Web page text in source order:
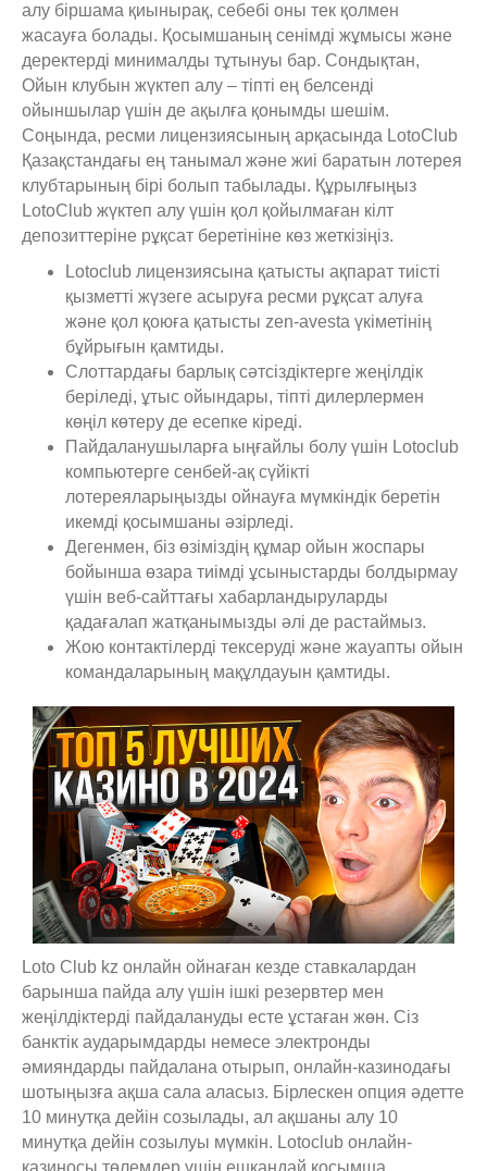
алу біршама қиынырақ, себебі оны тек қолмен
жасауға болады. Қосымшаның сенімді жұмысы және
деректерді минималды тұтынуы бар. Сондықтан,
Ойын клубын жүктеп алу – тіпті ең белсенді
ойыншылар үшін де ақылға қонымды шешім.
Соңында, ресми лицензиясының арқасында LotoClub
Қазақстандағы ең танымал және жиі баратын лотерея
клубтарының бірі болып табылады. Құрылғыңыз
LotoClub жүктеп алу үшін қол қойылмаған кілт
депозиттеріне рұқсат беретініне көз жеткізіңіз.
Lotoclub лицензиясына қатысты ақпарат тиісті
қызметті жүзеге асыруға ресми рұқсат алуға
және қол қоюға қатысты zen-avesta үкіметінің
бұйрығын қамтиды.
Слоттардағы барлық сәтсіздіктерге жеңілдік
беріледі, ұтыс ойындары, тіпті дилерлермен
көңіл көтеру де есепке кіреді.
Пайдаланушыларға ыңғайлы болу үшін Lotoclub
компьютерге сенбей-ақ сүйікті
лотереяларыңызды ойнауға мүмкіндік беретін
икемді қосымшаны әзірледі.
Дегенмен, біз өзіміздің құмар ойын жоспары
бойынша өзара тиімді ұсыныстарды болдырмау
үшін веб-сайттағы хабарландыруларды
қадағалап жатқанымызды әлі де растаймыз.
Жою контактілерді тексеруді және жауапты ойын
командаларының мақұлдауын қамтиды.
Loto Club kz онлайн ойнаған кезде ставкалардан
барынша пайда алу үшін ішкі резервтер мен
жеңілдіктерді пайдалануды есте ұстаған жөн. Сіз
банктік аударымдарды немесе электронды
әмияндарды пайдалана отырып, онлайн-казинодағы
шотыңызға ақша сала аласыз. Бірлескен опция әдетте
10 минутқа дейін созылады, ал ақшаны алу 10
минутқа дейін созылуы мүмкін. Lotoclub онлайн-